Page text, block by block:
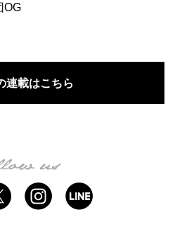
OG
連載はこちら